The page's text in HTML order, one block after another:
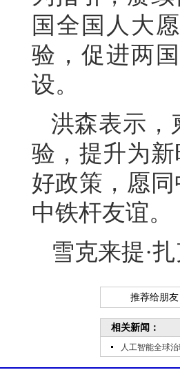
国全国人大
验，促进两
设。
洪森表示，
验，提升为
好政策，愿
中铁杆友谊。
雪克来提·
推荐给朋友
相关新闻：
人工智能全球治